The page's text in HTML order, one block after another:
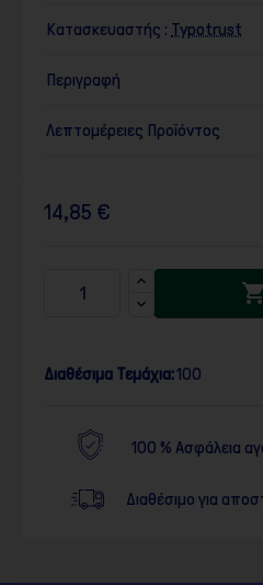
Κατασκευαστής : Typotrust
Περιγραφή
Λεπτομέρειες Προϊόντος
14,85 €

Διαθέσιμα Τεμάχια:100
100 % Ασφάλεια
Διαθέσιμο για